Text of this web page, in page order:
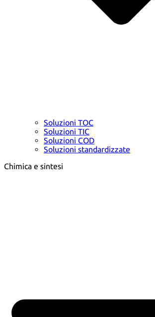
Soluzioni TOC
Soluzioni TIC
Soluzioni COD
Soluzioni standardizzate
Chimica e sintesi